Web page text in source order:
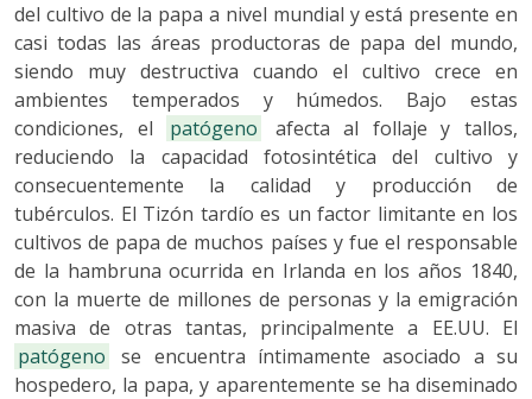
del cultivo de la papa a nivel mundial y está presente en
casi todas las áreas productoras de papa del mundo,
siendo muy destructiva cuando el cultivo crece en
ambientes temperados y húmedos. Bajo estas
condiciones, el
patógeno
afecta al follaje y tallos,
reduciendo la capacidad fotosintética del cultivo y
consecuentemente la calidad y producción de
tubérculos. El Tizón tardío es un factor limitante en los
cultivos de papa de muchos países y fue el responsable
de la hambruna ocurrida en Irlanda en los años 1840,
con la muerte de millones de personas y la emigración
masiva de otras tantas, principalmente a EE.UU. El
patógeno
se encuentra íntimamente asociado a su
hospedero, la papa, y aparentemente se ha diseminado